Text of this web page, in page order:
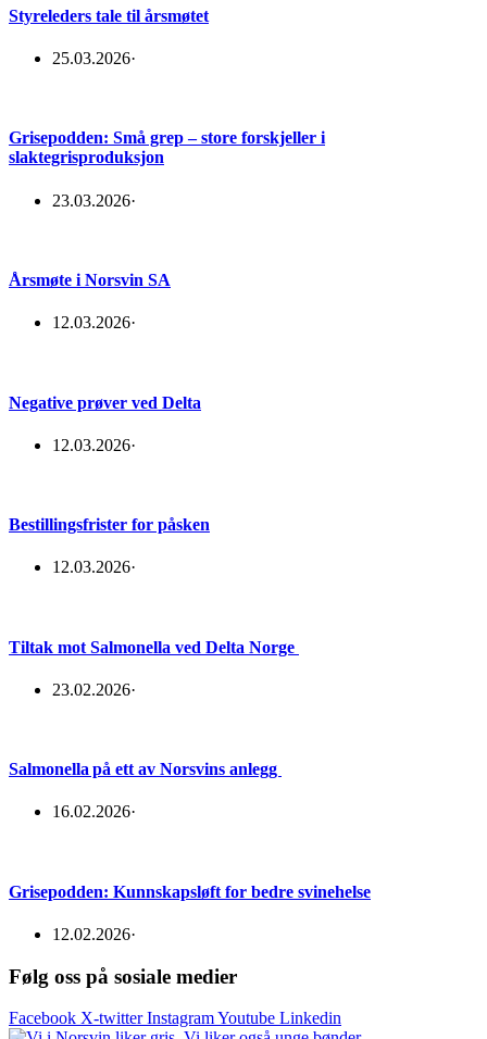
Styreleders tale til årsmøtet
25.03.2026·
Grisepodden: Små grep – store forskjeller i
slaktegrisproduksjon
23.03.2026·
Årsmøte i Norsvin SA
12.03.2026·
Negative prøver ved Delta
12.03.2026·
Bestillingsfrister for påsken
12.03.2026·
Tiltak mot Salmonella ved Delta Norge
23.02.2026·
Salmonella på ett av Norsvins anlegg
16.02.2026·
Grisepodden: Kunnskapsløft for bedre svinehelse
12.02.2026·
Følg oss på sosiale medier
Facebook X-twitter InstagramYoutube Linkedin